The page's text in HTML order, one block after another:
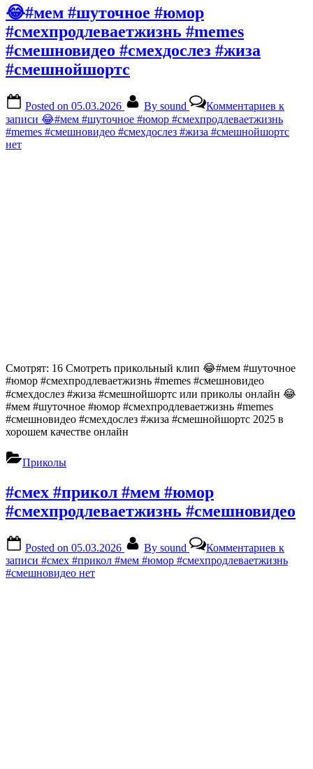
😂#мем #шуточное #юмор
#смехпродлеваетжизнь #memes
#смешновидео #смехдослез #жиза
#смешнойшортс
Posted on 05.03.2026 By sound Комментариев к
записи 😂#мем #шуточное #юмор #смехпродлеваетжизнь
#memes #смешновидео #смехдослез #жиза #смешнойшортс
нет
Смотрят: 16 Смотреть прикольный клип 😂#мем #шуточное
#юмор #смехпродлеваетжизнь #memes #смешновидео
#смехдослез #жиза #смешнойшортс или приколы онлайн 😂
#мем #шуточное #юмор #смехпродлеваетжизнь #memes
#смешновидео #смехдослез #жиза #смешнойшортс 2025 в
хорошем качестве онлайн
Приколы
#смех #прикол #мем #юмор
#смехпродлеваетжизнь #смешновидео
Posted on 05.03.2026 By sound Комментариев к
записи #смех #прикол #мем #юмор #смехпродлеваетжизнь
#смешновидео нет